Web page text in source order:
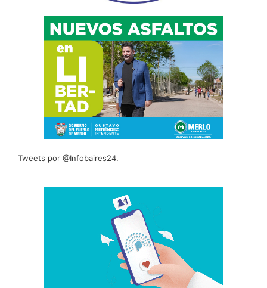
Tweets por @Infobaires24.